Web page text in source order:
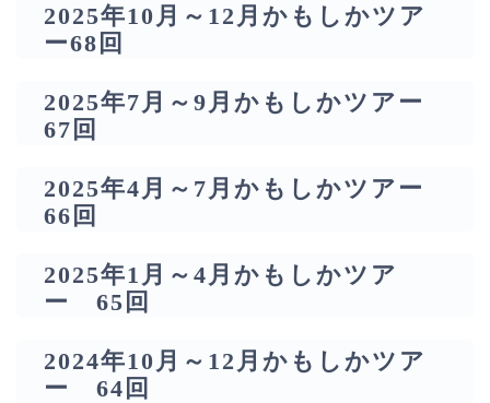
2025年10月～12月かもしかツア
ー68回
2025年7月～9月かもしかツアー
67回
2025年4月～7月かもしかツアー
66回
2025年1月～4月かもしかツア
ー 65回
2024年10月～12月かもしかツア
ー 64回